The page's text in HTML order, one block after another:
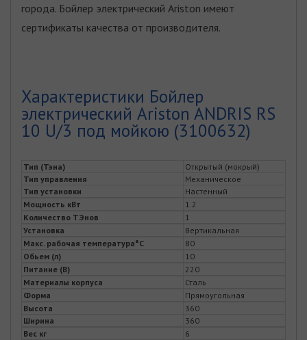
города. Бойлер электрический Ariston имеют
сертификаты качества от производителя.
Характеристики Бойлер
электрический Ariston ANDRIS RS
10 U/3 под мойкою (3100632)
Тип (Тэна)
Открытый (мокрый)
Тип управления
Механическое
Тип установки
Настенный
Мощность кВт
1.2
Количество ТЭнов
1
Установка
Вертикальная
Макс. рабочая температура°C
80
Обьем (л)
10
Питание (В)
220
Материалы корпуса
Сталь
Форма
Прямоугольная
Высота
360
Ширина
360
Вес кг
6